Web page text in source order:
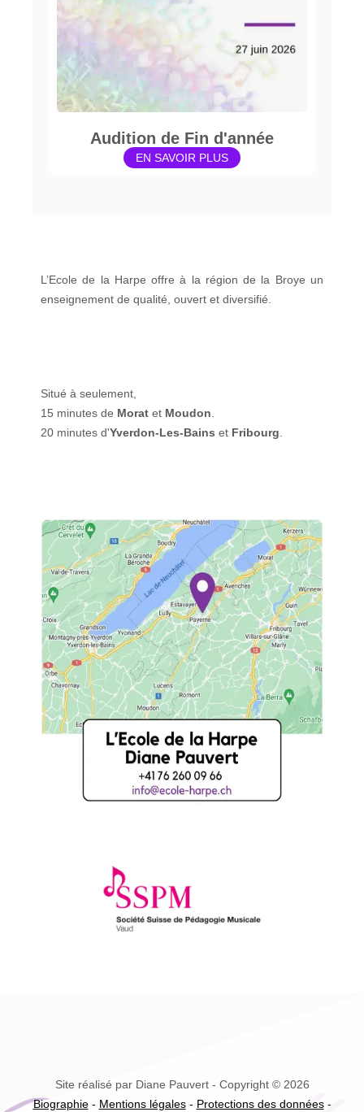
Audition de Fin d'année
EN SAVOIR PLUS
L’Ecole de la Harpe offre à la région de la Broye un
enseignement de qualité, ouvert et diversifié.
Situé à seulement,
15 minutes de Morat et Moudon
20 minutes d'Yverdon-Les-Bains et Fribourg
Site réalisé par Diane Pauvert - Copyright © 2026
Biographie- Mentions légales- Protections des données-